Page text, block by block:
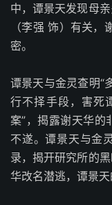
中，谭景天发现母
（李强 饰）有关
密。
谭景天与金灵查明“
行不择手段，害死
案”，揭露谢天华的
不遂。谭景天与金
录，揭开研究所的
华改名潜逃，谭景天